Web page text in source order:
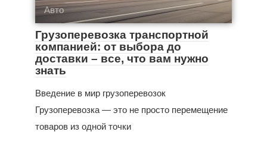
Авто
Грузоперевозка транспортной
компанией: от выбора до
доставки – все, что вам нужно
знать
Введение в мир грузоперевозок
Грузоперевозка — это не просто перемещение
товаров из одной точки